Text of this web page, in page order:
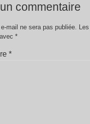
commentaire
mail ne sera pas publiée.
*
*